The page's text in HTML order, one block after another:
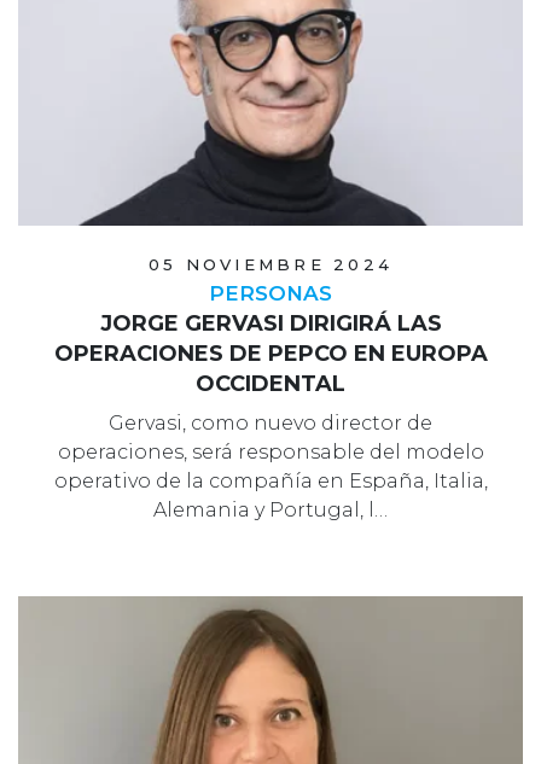
05 NOVIEMBRE 2024
PERSONAS
JORGE GERVASI DIRIGIRÁ LAS
OPERACIONES DE PEPCO EN EUROPA
OCCIDENTAL
Gervasi, como nuevo director de
operaciones, será responsable del modelo
operativo de la compañía en España, Italia,
Alemania y Portugal, l…